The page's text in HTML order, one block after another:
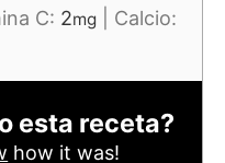
C: 2mg
Calcio:
esta receta?
how it was!